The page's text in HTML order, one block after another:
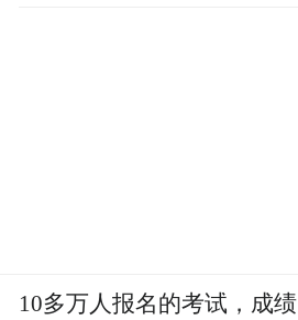
10多万人报名的考试，成绩